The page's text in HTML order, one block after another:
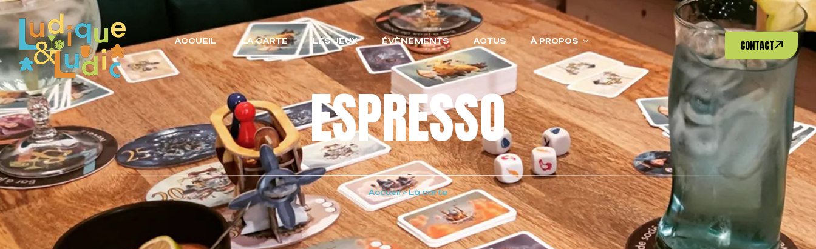
ACCUEIL LA CARTE LES JEUX ÉVÈNEMENTS ACTUS À PROPOS CONTACT
ESPRESSO
Accueil>La carte